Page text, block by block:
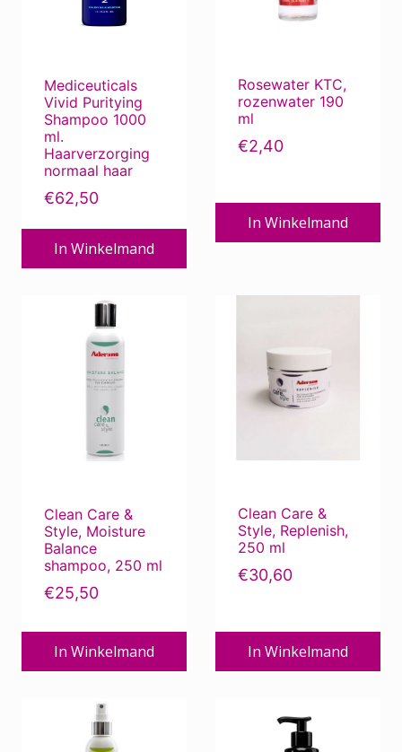
Mediceuticals
Vivid Puritying
Shampoo 1000
ml.
Haarverzorging
normaal haar
€62,50
In Winkelmand
Rosewater KTC,
rozenwater 190
ml
€2,40
In Winkelmand
Clean Care &
Style, Moisture
Balance
shampoo, 250 ml
€25,50
In Winkelmand
Clean Care &
Style, Replenish,
250 ml
€30,60
In Winkelmand